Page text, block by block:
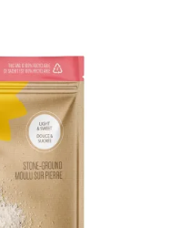
DETAILS